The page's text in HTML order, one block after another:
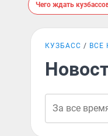
Чего ждать
КУЗБАСС ВСЕ